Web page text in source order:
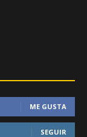
ME GUSTA
SEGUIR